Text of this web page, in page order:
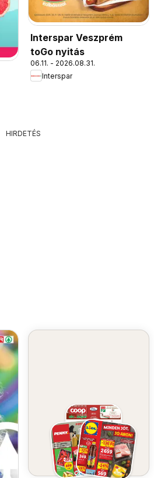
Interspar Veszprém
toGo nyitás
06.11. - 2026.08.31.
Interspar
HIRDETÉS